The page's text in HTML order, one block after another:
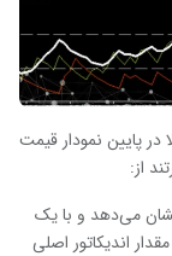
پایین نمودار قیمت
از:
می‌دهد و با یک
اندیکاتور اصلی